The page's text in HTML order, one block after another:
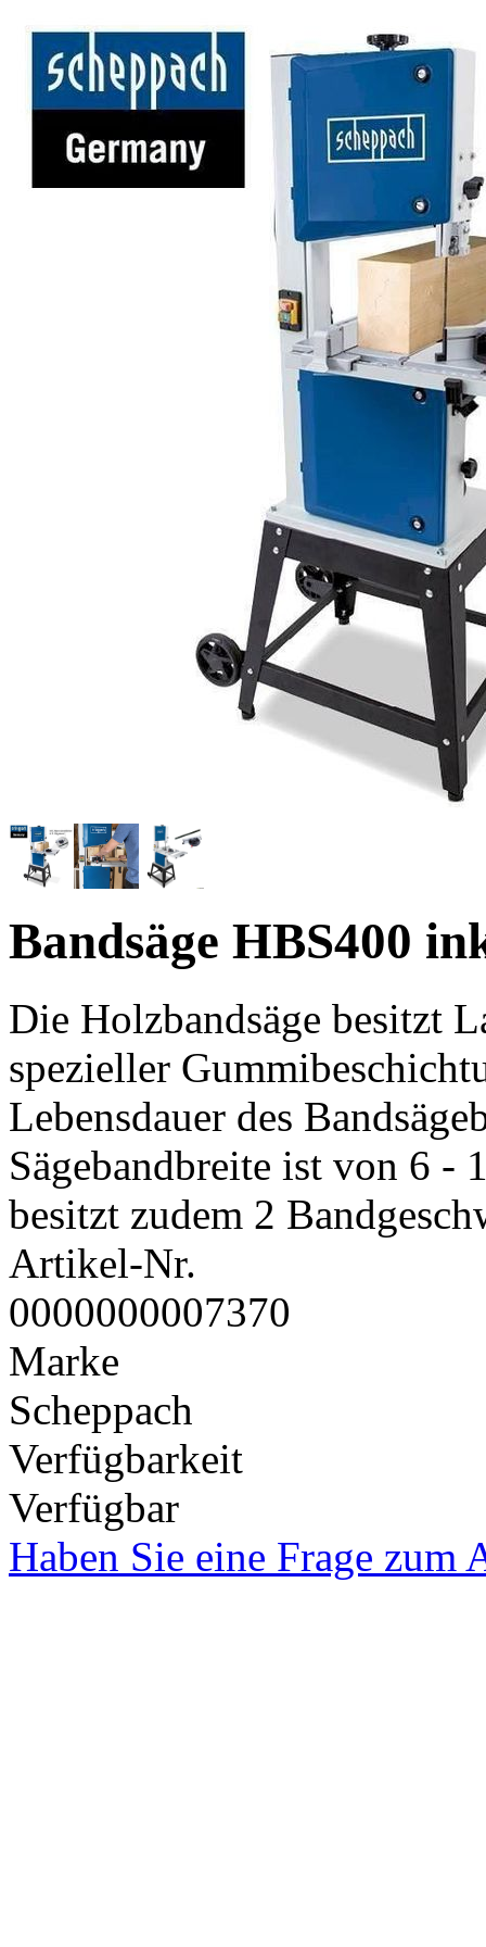
Bandsäge HBS400
Die Holzbandsäge besitzt
spezieller
Lebensdauer des
Sägebandbreite ist von 6 -
besitzt zudem 2
Artikel-Nr.
0000000007370
Marke
Scheppach
Verfügbarkeit
Verfügbar
Haben Sie eine Frage zum